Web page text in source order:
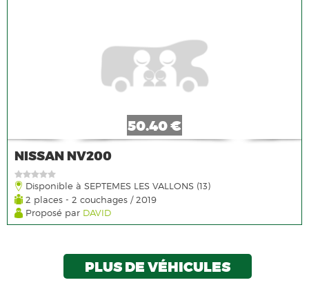
50.40 €
NISSAN NV200
Disponible à SEPTEMES LES VALLONS (13)
2 places - 2 couchages / 2019
Proposé par DAVID
PLUS DE VÉHICULES